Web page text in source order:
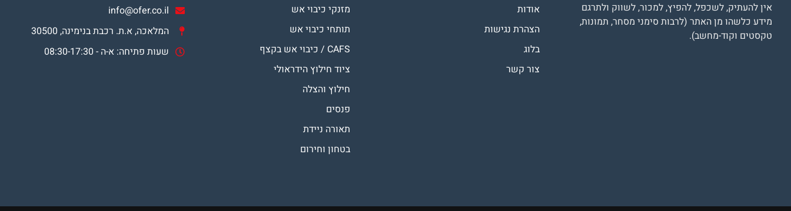
אין להעתיק, לשכפל, להפיץ, למכור, לשווק ולתרגם
מידע כלשהו מן האתר (לרבות סימני מסחר, תמונות,
טקסטים וקוד-מחשב).
אודות
הצהרת נגישות
בלוג
צור קשר
מזנקי כיבוי אש
תותחי כיבוי אש
CAFS / כיבוי אש בקצף
ציוד חילוץ הידראולי
חילוץ והצלה
פנסים
תאורה ניידת
בטחון וחירום
info@ofer.co.il
המלאכה, א.ת. רכבת בנימינה, 30500
שעות פתיחה: א-ה - 08:30-17:30